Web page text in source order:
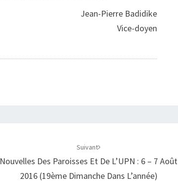
Jean-Pierre Badidike
Vice-doyen
Suivant
Nouvelles Des Paroisses Et De L’UPN : 6 – 7 Août
2016 (19ème Dimanche Dans L’année)